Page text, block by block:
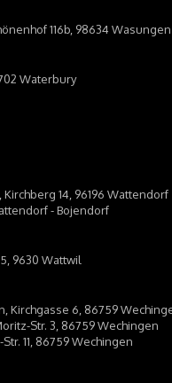
116b, 98634
Waterbury
14, 96196 Wattendorf
- Bojendorf
9630 Wattwil
Kirchgasse 6, 86759
Str. 3, 86759 Wechingen
11, 86759 Wechingen